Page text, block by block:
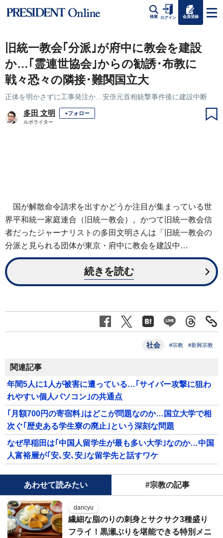
検索 ログイン 会員登録
旧統一教会｢分派｣が府中に教会を建設
か…｢霊連世協会｣からの勧誘･布教に
戦々恐々の隣接･難関国立大
正体を明かさずに工事発注か…安倍元首相銃撃事件後に建設中断
多田 文明 +フォロー
ルポライター
国が解散命令請求を出すかどうか注目が集まっている世
界平和統一家庭連合（旧統一教会）。かつて旧統一教会信
者だったジャーナリストの多田文明さんは「旧統一教会の
分派と見られる団体が東京・府中に教会を建設中…
続きを読む
社会 #宗教 #新興宗教
関連記事
年間5人に1人が被害に遭っている…｢サイバー攻撃に狙わ
れやすい個人パソコン｣の共通点
｢月額700円の寄宿料｣はどこが問題なのか…国立大学で相
次ぐ｢歴史ある学生寮の廃止｣という深刻な問題
なぜ早稲田は｢中国人留学生が最も多い大学｣なのか…中国
人富裕層が｢安､安､安｣な留学先と話すワケ
あわせて読みたい #宗教の記事
dancyu
繊細な脂のりの刺身とサクサク3種盛り
フライ！黒瀬ぶりを堪能できる特別メニ